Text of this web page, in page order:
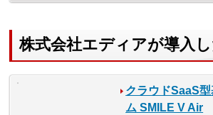
株式会社エディアが導入
クラウドSaaS
ム SMILE V Air